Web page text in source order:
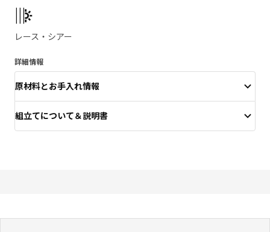
製品の特徴
レース・シアー
詳細情報
原材料とお手入れ情報
組立てについて＆説明書